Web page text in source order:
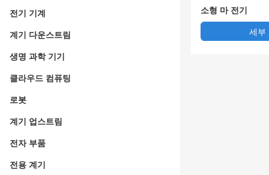
전기 기계
계기 다운스트림
생명 과학 기기
클라우드 컴퓨팅
로봇
계기 업스트림
전자 부품
전용 계기
소형 마 전기
세부